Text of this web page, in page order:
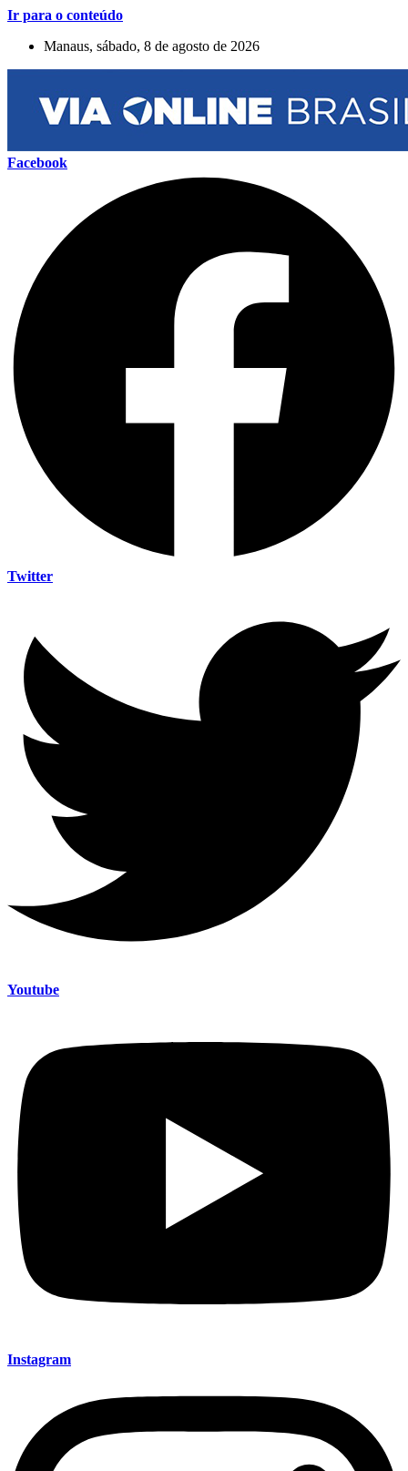
Ir para o conteúdo
Manaus, sábado, 8 de agosto de 2026
Facebook
Twitter
Youtube
Instagram